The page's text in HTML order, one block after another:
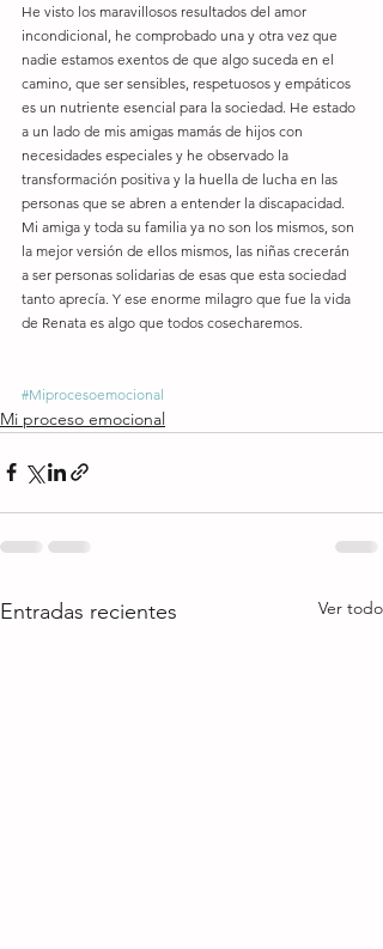
He visto los maravillosos resultados del amor
incondicional, he comprobado una y otra vez que
nadie estamos exentos de que algo suceda en el
camino, que ser sensibles, respetuosos y empáticos
es un nutriente esencial para la sociedad. He estado
a un lado de mis amigas mamás de hijos con
necesidades especiales y he observado la
transformación positiva y la huella de lucha en las
personas que se abren a entender la discapacidad.
Mi amiga y toda su familia ya no son los mismos, son
la mejor versión de ellos mismos, las niñas crecerán
a ser personas solidarias de esas que esta sociedad
tanto aprecía. Y ese enorme milagro que fue la vida
de Renata es algo que todos cosecharemos.
#Miprocesoemocional
Mi proceso emocional
Entradas recientes Ver todo